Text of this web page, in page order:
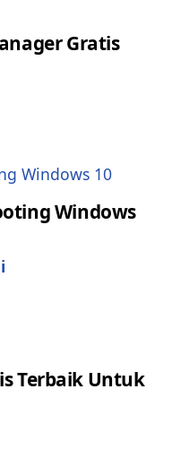
Gratis
Windows
Terbaik Untuk